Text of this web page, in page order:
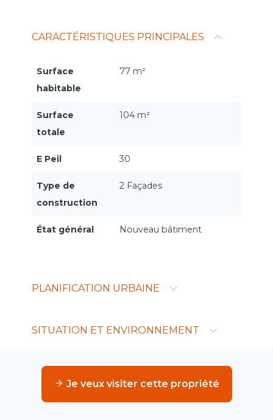
CARACTÉRISTIQUES PRINCIPALES
Surface
habitable
77 m²
Surface
totale
104 m²
E Peil 30
Type de
construction
2 Façades
État général Nouveau bâtiment
PLANIFICATION URBAINE
SITUATION ET ENVIRONNEMENT
Je veux visiter cette propriété